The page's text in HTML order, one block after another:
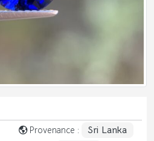
Provenance : Sri Lanka